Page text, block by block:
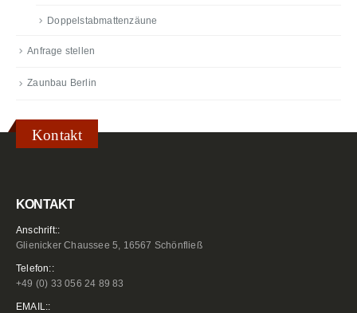
Doppelstabmattenzäune
Anfrage stellen
Zaunbau Berlin
Kontakt
KONTAKT
Anschrift::
Glienicker Chaussee 5, 16567 Schönfließ
Telefon::
+49 (0) 33 056 24 89 83
EMAIL::